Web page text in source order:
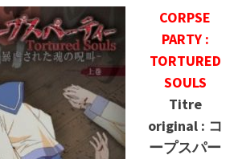
CORPSE
PARTY :
TORTURED
SOULS
Titre
original : コ
ープスパー